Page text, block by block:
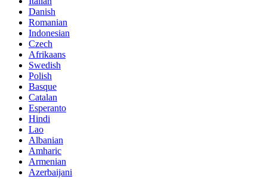
Danish
Romanian
Indonesian
Czech
Afrikaans
Swedish
Polish
Basque
Catalan
Esperanto
Hindi
Lao
Albanian
Amharic
Armenian
Azerbaijani